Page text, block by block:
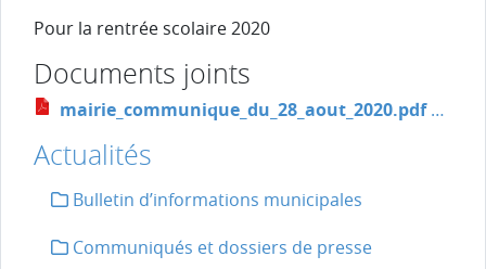
Pour la rentrée scolaire 2020
Documents joints
mairie_communique_du_28_aout_2020.pdf PDF
Actualités
Bulletin d’informations municipales
Communiqués et dossiers de presse